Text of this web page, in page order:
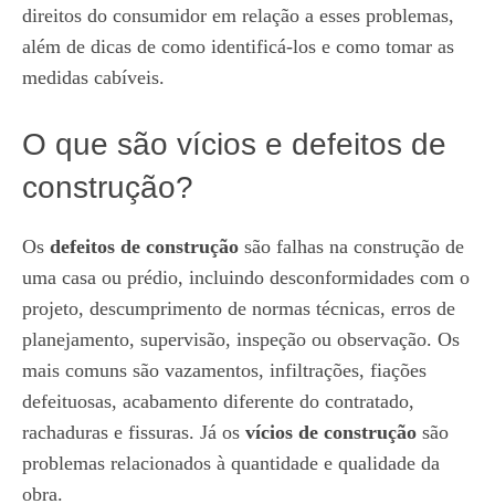
direitos do consumidor em relação a esses problemas,
além de dicas de como identificá-los e como tomar as
medidas cabíveis.
O que são vícios e defeitos de
construção?
Os defeitos de construção são falhas na construção de
uma casa ou prédio, incluindo desconformidades com o
projeto, descumprimento de normas técnicas, erros de
planejamento, supervisão, inspeção ou observação. Os
mais comuns são vazamentos, infiltrações, fiações
defeituosas, acabamento diferente do contratado,
rachaduras e fissuras. Já os vícios de construção são
problemas relacionados à quantidade e qualidade da
obra.